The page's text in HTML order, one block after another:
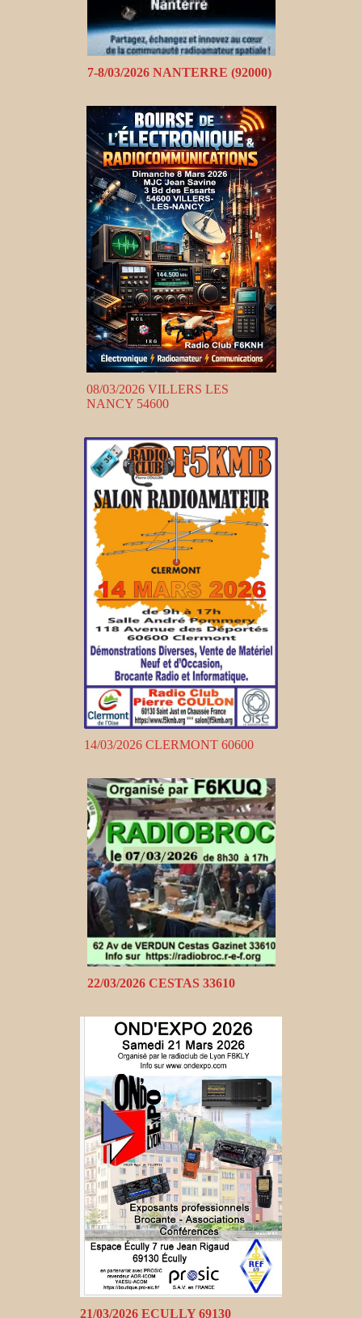
7-8/03/2026 NANTERRE (92000)
08/03/2026 VILLERS LES
NANCY 54600
14/03/2026 CLERMONT 60600
22/03/2026 CESTAS 33610
21/03/2026 ECULLY 69130